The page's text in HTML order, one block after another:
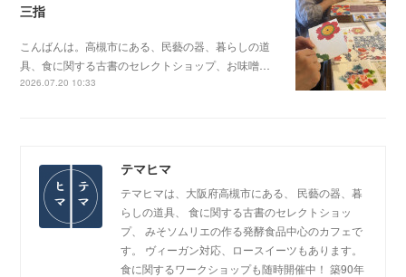
三指
こんばんは。高槻市にある、民藝の器、暮らしの道
具、食に関する古書のセレクトショップ、お味噌…
2026.07.20 10:33
テマヒマ
テマヒマは、大阪府高槻市にある、 民藝の器、暮
らしの道具、 食に関する古書のセレクトショッ
プ、 みそソムリエの作る発酵食品中心のカフェで
す。 ヴィーガン対応、ロースイーツもあります。
食に関するワークショップも随時開催中！ 築90年